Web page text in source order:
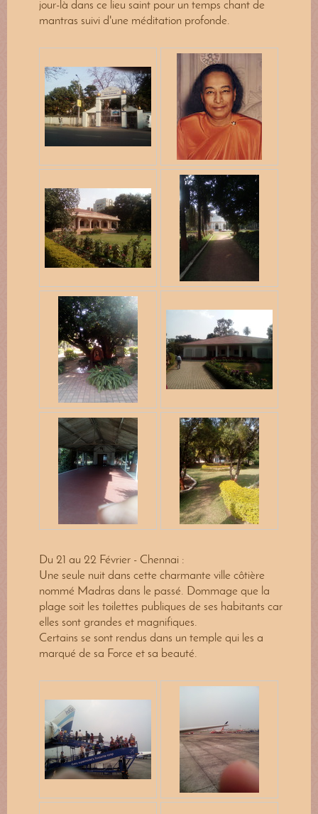
jour-là dans ce lieu saint pour un temps chant de
mantras suivi d'une méditation profonde.
Du 21 au 22 Février - Chennai :
Une seule nuit dans cette charmante ville côtière
nommé Madras dans le passé. Dommage que la
plage soit les toilettes publiques de ses habitants car
elles sont grandes et magnifiques.
Certains se sont rendus dans un temple qui les a
marqué de sa Force et sa beauté.